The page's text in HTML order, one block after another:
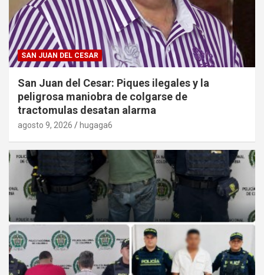
SAN JUAN DEL CESAR
San Juan del Cesar: Piques ilegales y la
peligrosa maniobra de colgarse de
tractomulas desatan alarma
agosto 9, 2026 hugaga6